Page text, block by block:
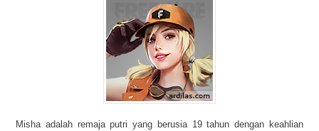
Misha adalah remaja putri yang berusia 19 tahun dengan keahlian